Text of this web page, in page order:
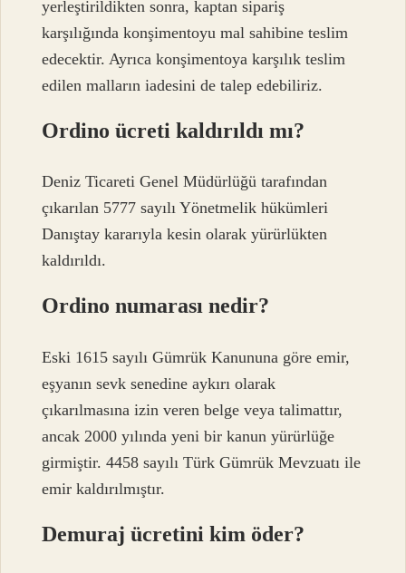
yerleştirildikten sonra, kaptan sipariş
karşılığında konşimentoyu mal sahibine teslim
edecektir. Ayrıca konşimentoya karşılık teslim
edilen malların iadesini de talep edebiliriz.
Ordino ücreti kaldırıldı mı?
Deniz Ticareti Genel Müdürlüğü tarafından
çıkarılan 5777 sayılı Yönetmelik hükümleri
Danıştay kararıyla kesin olarak yürürlükten
kaldırıldı.
Ordino numarası nedir?
Eski 1615 sayılı Gümrük Kanununa göre emir,
eşyanın sevk senedine aykırı olarak
çıkarılmasına izin veren belge veya talimattır,
ancak 2000 yılında yeni bir kanun yürürlüğe
girmiştir. 4458 sayılı Türk Gümrük Mevzuatı ile
emir kaldırılmıştır.
Demuraj ücretini kim öder?